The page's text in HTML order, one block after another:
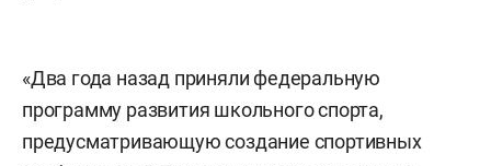
«Два года назад приняли федеральную
программу развития школьного спорта,
предусматривающую создание спортивных